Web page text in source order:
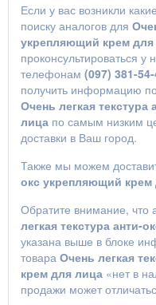
Если у вас возникли
поиску аналогов для
укрепляющий крем
проконсультироваться
телефонам (097) 381-
получить информацию
Очень легкая
лица по самым низким
доставки в Ваш город.
Также мы можем
окс укрепляющий крем
Обратите внимание, что
легкая текстура анти-
указана выше в блоке
товара Очень легкая
крем для лица «нет в
продажи может